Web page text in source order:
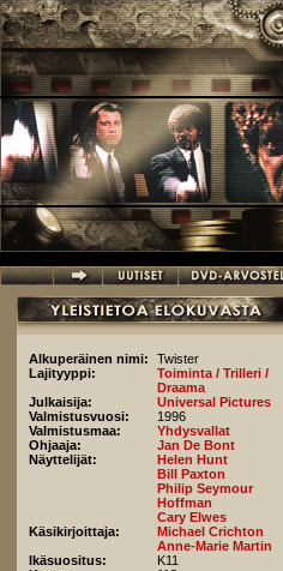
Hyppää pääsisältöön
Alkuperäinen nimi:
Twister
Lajityyppi:
Toiminta / Trilleri /
Draama
Julkaisija:
Universal Pictures
Valmistusvuosi:
1996
Valmistusmaa:
Yhdysvallat
Ohjaaja:
Jan De Bont
Näyttelijät:
Helen Hunt
Bill Paxton
Philip Seymour
Hoffman
Cary Elwes
Käsikirjoittaja:
Michael Crichton
Anne-Marie Martin
Ikäsuositus:
K11